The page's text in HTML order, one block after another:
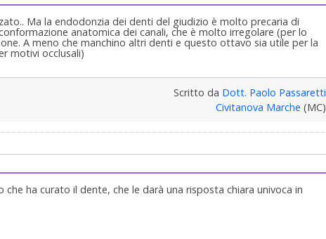
Ma la endodonzia dei denti del giudizio è molto precaria di
anatomica dei canali, che è molto irregolare (per lo
A meno che manchino altri denti e questo ottavo sia utile per la
motivi occlusali)
Scritto da Dott. Paolo Passaretti
Civitanova Marche (MC)
ha curato il dente, che le darà una risposta chiara univoca in